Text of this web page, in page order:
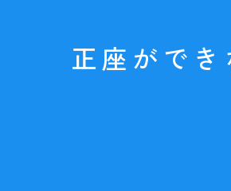
正座ができ